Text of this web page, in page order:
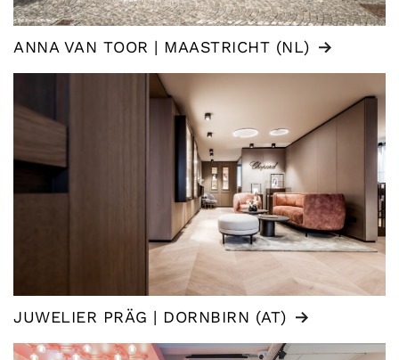
ANNA VAN TOOR | MAASTRICHT (NL)
JUWELIER PRÄG | DORNBIRN (AT)